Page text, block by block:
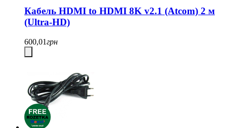
Кабель HDMI to HDMI 8K v2.1 (Atcom) 2 м
(Ultra-HD)
600,01грн